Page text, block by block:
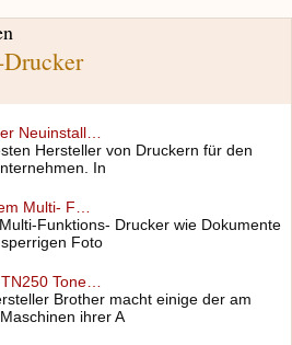
Neuinstall…
Hersteller von Druckern für den
In
Multi- F…
Funktions- Drucker wie Dokumente
Foto
Tone…
Brother macht einige der am
ihrer A